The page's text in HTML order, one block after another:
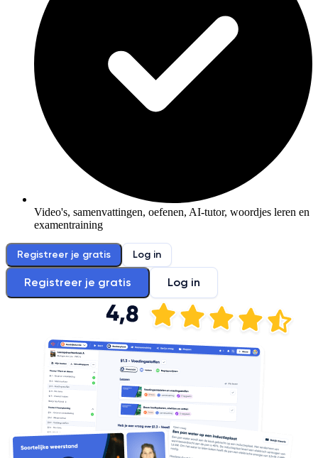
Video's, samenvattingen, oefenen, AI-tutor, woordjes leren en
examentraining
Registreer je gratis Log in
Registreer je gratis Log in